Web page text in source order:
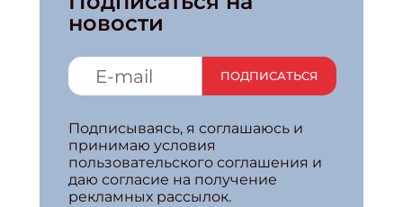
новости
ПОДПИСАТЬСЯ
Подписываясь, я соглашаюсь и
принимаю условия
пользовательского соглашения и
даю согласие на получение
рекламных рассылок.